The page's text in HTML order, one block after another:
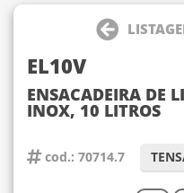
EL10V
ENSACADEIRA DE
INOX, 10 LITROS
cod.: 70714.7